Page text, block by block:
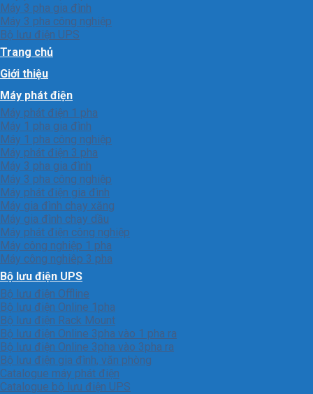
Máy 3 pha gia đình
Máy 3 pha công nghiệp
Bộ lưu điện UPS
Trang chủ
Giới thiệu
Máy phát điện
Máy phát điện 1 pha
Máy 1 pha gia đình
Máy 1 pha công nghiệp
Máy phát điện 3 pha
Máy 3 pha gia đình
Máy 3 pha công nghiệp
Máy phát điện gia đình
Máy gia đình chạy xăng
Máy gia đình chạy dầu
Máy phát điện công nghiệp
Máy công nghiệp 1 pha
Máy công nghiêp 3 pha
Bộ lưu điện UPS
Bộ lưu điện Offline
Bộ lưu điện Online 1pha
Bộ lưu điện Rack Mount
Bộ lưu điện Online 3pha vào 1 pha ra
Bộ lưu điện Online 3pha vào 3pha ra
Bộ lưu điện gia đình, văn phòng
Catalogue máy phát điện
Catalogue bộ lưu điện UPS